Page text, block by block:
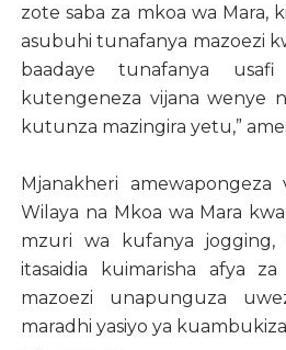
zote saba za mkoa wa Mara,
asubuhi tunafanya mazoezi
baadaye tunafanya
kutengeneza vijana wenye
kutunza mazingira yetu,”
Mjanakheri amewapongeza
Wilaya na Mkoa wa Mara
mzuri wa kufanya jogging,
itasaidia kuimarisha afya za
mazoezi unapunguza
maradhi yasiyo ya